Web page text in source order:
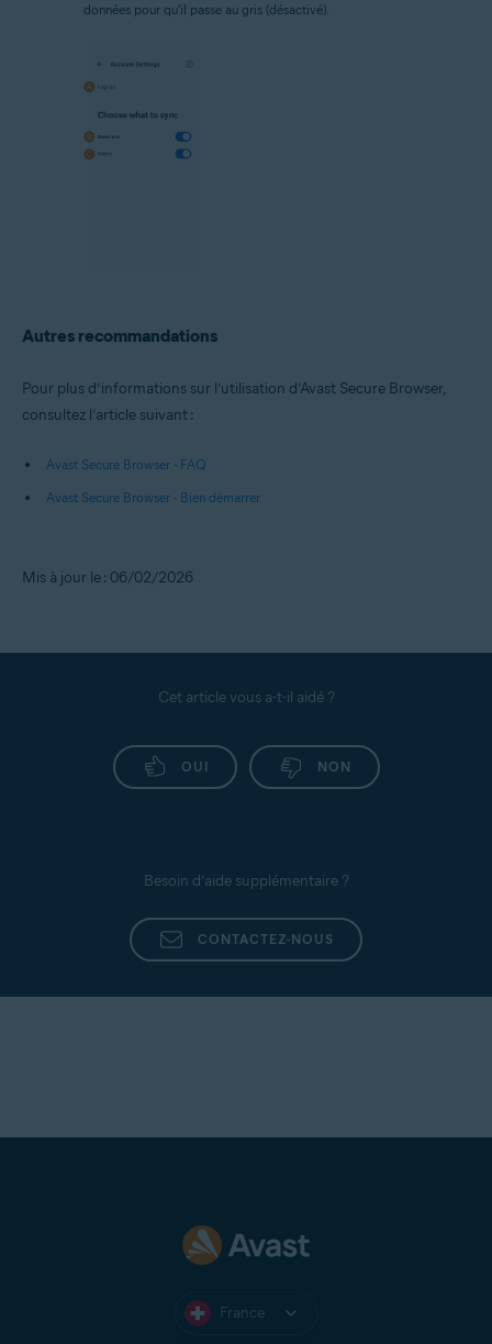
données pour qu'il passe au gris (désactivé).
Autres recommandations
Pour plus d’informations sur l’utilisation d’Avast Secure Browser,
consultez l’article suivant :
Avast Secure Browser - FAQ
Avast Secure Browser - Bien démarrer
Mis à jour le : 06/02/2026
Cet article vous a-t-il aidé ?
OUI NON
Besoin d’aide supplémentaire ?
CONTACTEZ-NOUS
France